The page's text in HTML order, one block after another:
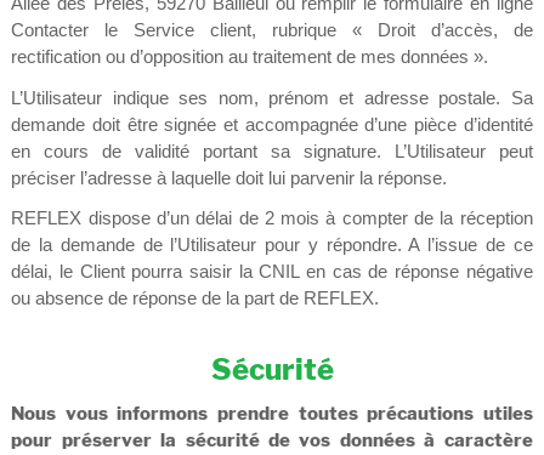
Contacter le Service client, rubrique « Droit d’accès, de
rectification ou d’opposition au traitement de mes données ».
L’Utilisateur indique ses nom, prénom et adresse postale. Sa
demande doit être signée et accompagnée d’une pièce d’identité
en cours de validité portant sa signature. L’Utilisateur peut
préciser l’adresse à laquelle doit lui parvenir la réponse.
REFLEX dispose d’un délai de 2 mois à compter de la réception
de la demande de l’Utilisateur pour y répondre. A l’issue de ce
délai, le Client pourra saisir la CNIL en cas de réponse négative
ou absence de réponse de la part de REFLEX.
Sécurité
Nous vous informons prendre toutes précautions utiles
pour préserver la sécurité de vos données à caractère